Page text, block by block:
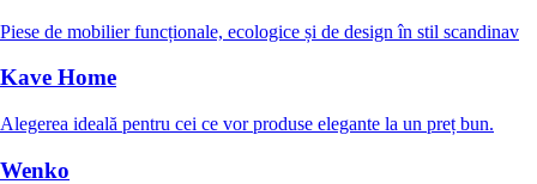
Piese de mobilier funcționale, ecologice și de design în stil scandinav
Kave Home
Alegerea ideală pentru cei ce vor produse elegante la un preț bun.
Wenko